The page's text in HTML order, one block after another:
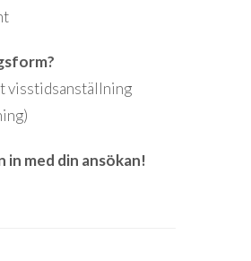
visstidsanställning
in med din ansökan!